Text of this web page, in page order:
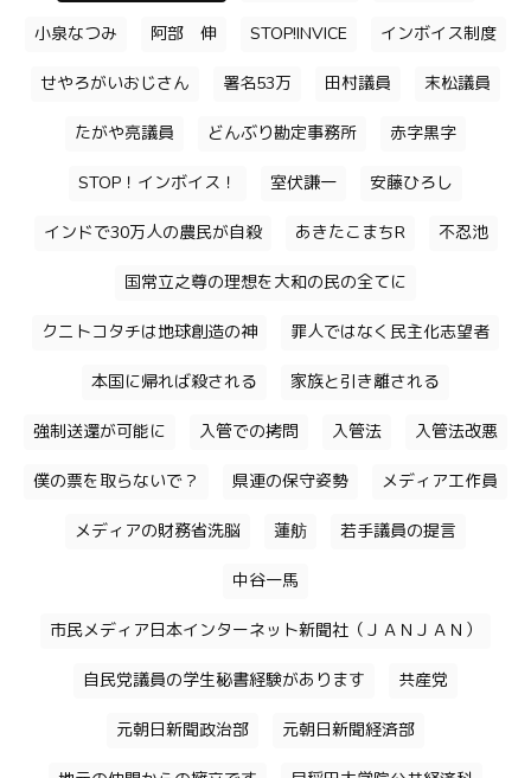
小泉なつみ 阿部 伸 STOP!INVICE インボイス制度
せやろがいおじさん 署名53万 田村議員 末松議員
たがや亮議員 どんぶり勘定事務所 赤字黒字
STOP！インボイス！ 室伏謙一 安藤ひろし
インドで30万人の農民が自殺 あきたこまちR 不忍池
国常立之尊の理想を大和の民の全てに
クニトコタチは地球創造の神 罪人ではなく民主化志望者
本国に帰れば殺される 家族と引き離される
強制送還が可能に 入管での拷問 入管法 入管法改悪
僕の票を取らないで？ 県連の保守姿勢 メディア工作員
メディアの財務省洗脳 蓮舫 若手議員の提言
中谷一馬
市民メディア日本インターネット新聞社（ＪＡＮＪＡＮ）
自民党議員の学生秘書経験があります 共産党
元朝日新聞政治部 元朝日新聞経済部